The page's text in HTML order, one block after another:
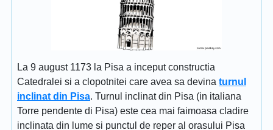
La 9 august 1173 la Pisa a inceput constructia
Catedralei si a clopotnitei care avea sa devina turnul
inclinat din Pisa. Turnul inclinat din Pisa (in italiana
Torre pendente di Pisa) este cea mai faimoasa cladire
inclinata din lume si punctul de reper al orasului Pisa